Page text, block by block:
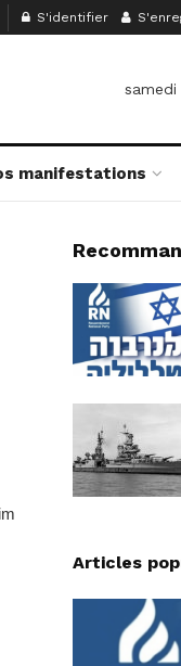
S'identifier
manifestations
Articles